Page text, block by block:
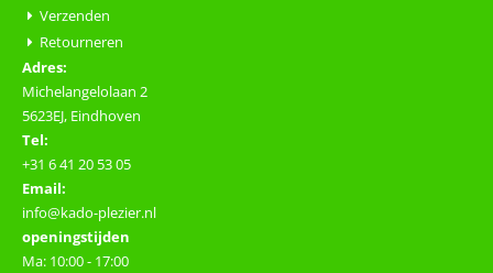
Verzenden
Retourneren
Adres:
Michelangelolaan 2
5623EJ, Eindhoven
Tel:
+31 6 41 20 53 05
Email:
info@kado-plezier.nl
openingstijden
Ma: 10:00 - 17:00